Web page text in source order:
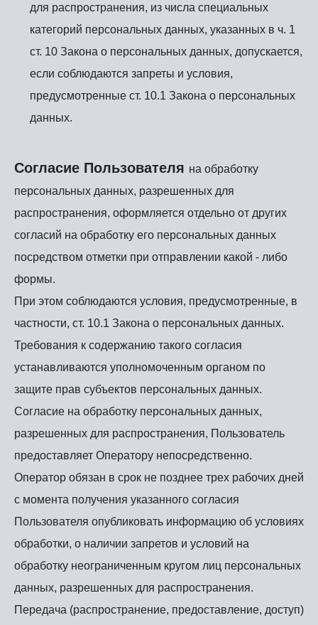
для распространения, из числа специальных
категорий персональных данных, указанных в ч. 1
ст. 10 Закона о персональных данных, допускается,
если соблюдаются запреты и условия,
предусмотренные ст. 10.1 Закона о персональных
данных.
Согласие Пользователя на обработку
персональных данных, разрешенных для
распространения, оформляется отдельно от других
согласий на обработку его персональных данных
посредством отметки при отправлении какой - либо
формы.
При этом соблюдаются условия, предусмотренные, в
частности, ст. 10.1 Закона о персональных данных.
Требования к содержанию такого согласия
устанавливаются уполномоченным органом по
защите прав субъектов персональных данных.
Согласие на обработку персональных данных,
разрешенных для распространения, Пользователь
предоставляет Оператору непосредственно.
Оператор обязан в срок не позднее трех рабочих дней
с момента получения указанного согласия
Пользователя опубликовать информацию об условиях
обработки, о наличии запретов и условий на
обработку неограниченным кругом лиц персональных
данных, разрешенных для распространения.
Передача (распространение, предоставление, доступ)